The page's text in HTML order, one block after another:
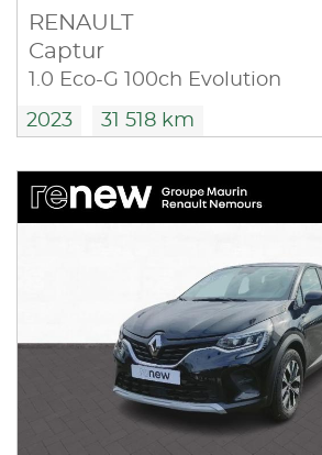
RENAULT
Captur
1.0 Eco-G 100ch Evolution
2023 31 518 km